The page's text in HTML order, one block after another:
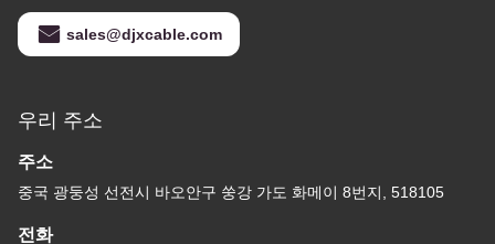
sales@djxcable.com
우리 주소
주소
중국 광둥성 선전시 바오안구 쑹강 가도 화메이 8번지, 518105
전화